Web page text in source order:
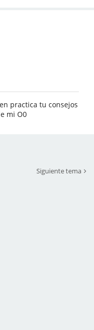
practica tu consejos
mi O0
Siguiente tema